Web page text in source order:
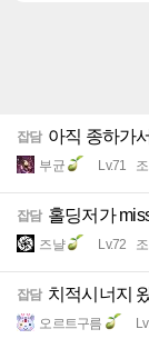
잡담 아직 종하가
부균 Lv.71
잡담 홀딩저가
즈냘 Lv.72
잡담 치적시너지
오르트구름